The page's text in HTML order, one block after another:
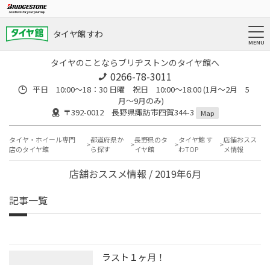
タイヤ館 すわ
タイヤのことならブリヂストンのタイヤ館へ
0266-78-3011
平日 10:00〜18：30 日曜 祝日 10:00〜18:00 (1月〜2月 5
月〜9月のみ)
〒392-0012 長野県諏訪市四賀344-3
Map
タイヤ・ホイール専門
店のタイヤ館
都道府県か
ら探す
長野県のタ
イヤ館
タイヤ館 す
わTOP
店舗おスス
メ情報
店舗おススメ情報 / 2019年6月
記事一覧
ラスト１ヶ月！